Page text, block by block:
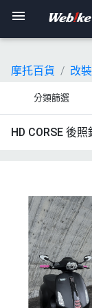
摩托百貨
改
分類篩選
HD CORSE 後照